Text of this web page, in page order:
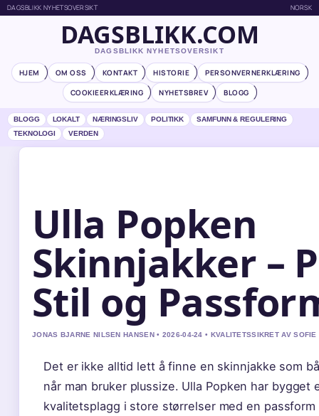
DAGSBLIKK NYHETSOVERSIKT NORSK
DAGSBLIKK.COM
DAGSBLIKK NYHETSOVERSIKT
HJEM OM OSS KONTAKT HISTORIE
PERSONVERNERKLÆRING
COOKIEERKLÆRING
NYHETSBREV BLOGG
BLOGG LOKALT NÆRINGSLIV POLITIKK
SAMFUNN & REGULERING
TEKNOLOGI
VERDEN
Ulla Popken
Skinnjakker –
Stil og
JONAS BJARNE NILSEN HANSEN • 2026-04-24 • KVALITETSSIKRET AV SOFIE
Det er ikke alltid lett å finne en skinnjakke som
når man bruker plussize. Ulla Popken har bygget
kvalitetsplagg i store størrelser med en